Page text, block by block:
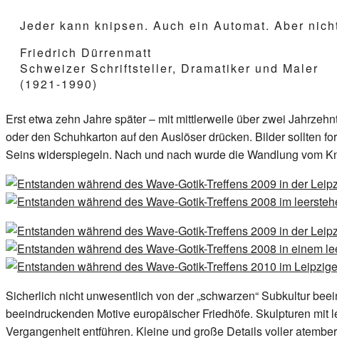
Jeder kann knipsen. Auch ein Automat. Aber
Friedrich Dürrenmatt
Schweizer Schriftsteller, Dramatiker und Maler
(1921-1990)
Erst etwa zehn Jahre später – mit mittlerweile über zwei
oder den Schuhkarton auf den Auslöser drücken. Bilder sollten
Seins widerspiegeln. Nach und nach wurde die Wandlung vom
Sicherlich nicht unwesentlich von der „schwarzen“ Subkultur
beeindruckenden Motive europäischer Friedhöfe. Skulpturen
Vergangenheit entführen. Kleine und große Details voller